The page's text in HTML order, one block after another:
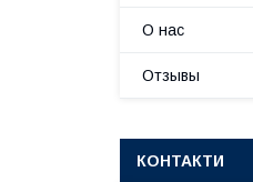
О нас
Отзывы
КОНТАКТИ